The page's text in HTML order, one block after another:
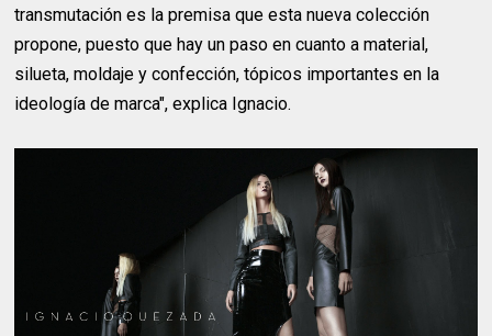
transmutación es la premisa que esta nueva colección
propone, puesto que hay un paso en cuanto a material,
silueta, moldaje y confección, tópicos importantes en la
ideología de marca", explica Ignacio.